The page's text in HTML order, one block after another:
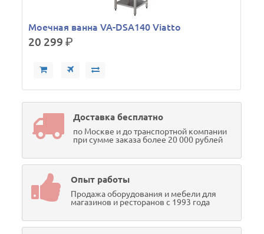
Моечная ванна VA-DSA140 Viatto
20 299р.
Доставка бесплатно
по Москве и до транспортной компании
при сумме заказа более 20 000 рублей
Опыт работы
Продажа оборудования и мебели для
магазинов и ресторанов с 1993 года